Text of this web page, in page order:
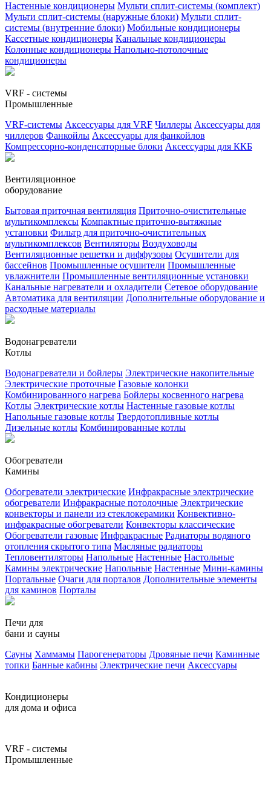
Настенные кондиционеры Мульти сплит-системы (комплект)
Мульти сплит-системы (наружные блоки) Мульти сплит-
системы (внутренние блоки) Мобильные кондиционеры
Кассетные кондиционеры Канальные кондиционеры
Колонные кондиционеры Напольно-потолочные
кондиционеры
VRF - системы
Промышленные
VRF-системы Аксессуары для VRF Чиллеры Аксессуары для
чиллеров Фанкойлы Аксессуары для фанкойлов
Компрессорно-конденсаторные блоки Аксессуары для ККБ
Вентиляционное
оборудование
Бытовая приточная вентиляция Приточно-очистительные
мультикомплексы Компактные приточно-вытяжные
установки Фильтр для приточно-очистительных
мультикомплексов Вентиляторы Воздуховоды
Вентиляционные решетки и диффузоры Осушители для
бассейнов Промышленные осушители Промышленные
увлажнители Промышленные вентиляционные установки
Канальные нагреватели и охладители Сетевое оборудование
Автоматика для вентиляции Дополнительные оборудование и
расходные материалы
Водонагреватели
Котлы
Водонагреватели и бойлеры Электрические накопительные
Электрические проточные Газовые колонки
Комбинированного нагрева Бойлеры косвенного нагрева
Котлы Электрические котлы Настенные газовые котлы
Напольные газовые котлы Твердотопливные котлы
Дизельные котлы Комбинированные котлы
Обогреватели
Камины
Обогреватели электрические Инфракрасные электрические
обогреватели Инфракрасные потолочные Электрические
конвекторы и панели из стеклокерамики Конвективно-
инфракрасные обогреватели Конвекторы классические
Обогреватели газовые Инфракрасные Радиаторы водяного
отопления скрытого типа Масляные радиаторы
Тепловентиляторы Напольные Настенные Настольные
Камины электрические Напольные Настенные Мини-камины
Портальные Очаги для порталов Дополнительные элементы
для каминов Порталы
Печи для
бани и сауны
Сауны Хаммамы Парогенераторы Дровяные печи Каминные
топки Банные кабины Электрические печи Аксессуары
Кондиционеры
для дома и офиса
VRF - системы
Промышленные